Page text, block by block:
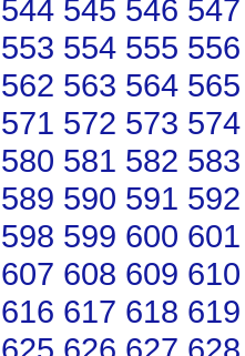
544 545 546 547
553 554 555 556
562 563 564 565
571 572 573 574
580 581 582 583
589 590 591 592
598 599 600 601
607 608 609 610
616 617 618 619